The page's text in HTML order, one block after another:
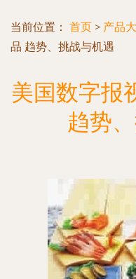
当前位置： 首页 > 产品
品 趋势、挑战与机遇
美国数字报
趋势